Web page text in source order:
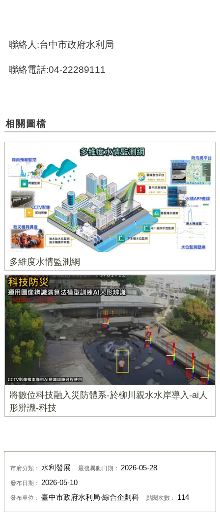
聯絡人:台中市政府水利局
聯絡電話:04-22289111
相關圖檔
多維度水情監測網
將數位科技融入災防體系-於柳川親水水岸導入-ai人
形辨識-科技
市府分類： 水利發展 最後異動日期： 2026-05-28
發布日期： 2026-05-10
發布單位： 臺中市政府水利局‧綜合企劃科 點閱次數： 114